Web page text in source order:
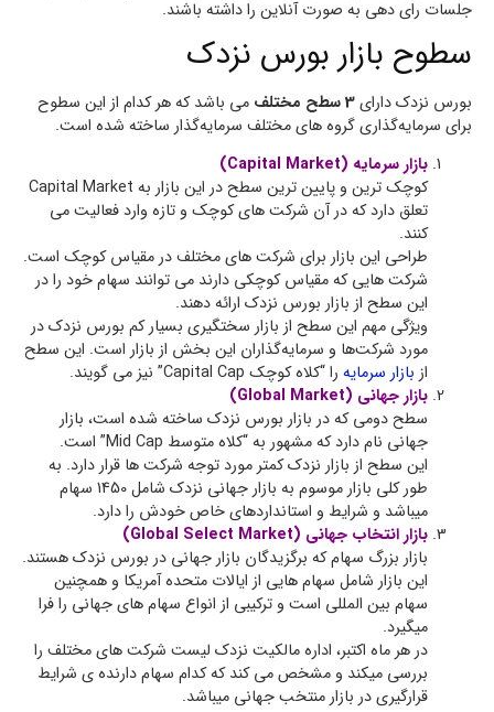
جلسات رای دهی به صورت آنلاین را داشته باشند.
سطوح بازار بورس نزدک
بورس نزدک دارای3 سطح مختلف
می باشد که هر کدام از این سطوح
برای سرمایه‌گذاری گروه های مختلف سرمایه‌گذار ساخته شده است.
بازار سرمایه (Capital Market)
کوچک ترین و پایین ترین سطح در این بازار به Capital Market
تعلق دارد که در آن شرکت های کوچک و تازه وارد فعالیت می
کنند.
طراحی این بازار برای شرکت های مختلف در مقیاس کوچک است.
شرکت هایی که مقیاس کوچکی دارند می توانند سهام خود را در
این سطح از بازار بورس نزدک ارائه دهند.
ویژگی مهم این سطح از بازار سختگیری بسیار کم بورس نزدک در
مورد شرکت‌ها و سرمایه‌گذاران این بخش از بازار است. این سطح
از بازار سرمایه را “کلاه کوچک Capital Cap” نیز می گویند.
بازار جهانی (Global Market)
سطح دومی که در بازار بورس نزدک ساخته شده است، بازار
جهانی نام دارد که مشهور به “کلاه متوسط Mid Cap” است.
این سطح از بازار نزدک کمتر مورد توجه شرکت ها قرار دارد. به
طور کلی بازار موسوم به بازار جهانی نزدک شامل 1450 سهام
میباشد و شرایط و استانداردهای خاص خودش را دارد.
بازار انتخاب جهانی (Global Select Market)
بازار بزرگ سهام که برگزیدگان بازار جهانی در بورس نزدک هستند.
این بازار شامل سهام هایی از ایالات متحده آمریکا و همچنین
سهام بین المللی است و ترکیبی از انواع سهام های جهانی را فرا
میگیرد.
در هر ماه اکتبر، اداره مالکیت نزدک لیست شرکت های مختلف را
بررسی میکند و مشخص می کند که کدام سهام دارنده ی شرایط
قرارگیری در بازار منتخب جهانی میباشد.